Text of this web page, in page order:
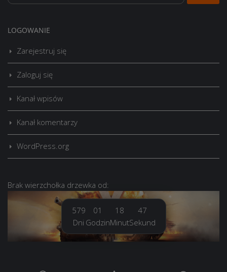
LOGOWANIE
Zarejestruj się
Zaloguj się
Kanał wpisów
Kanał komentarzy
WordPress.org
Brak wierzchołka drzewka od:
579
Dni
01
Godzin
18
Minut
48
Sekund